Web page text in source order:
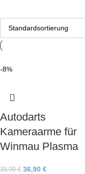
-8%
Autodarts
Kameraarme für
Winmau Plasma
39,90€ 36,90 €